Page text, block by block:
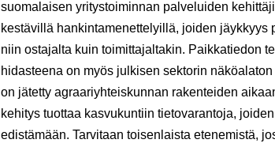
suomalaisen yritystoiminnan palveluiden
kestävillä hankintamenettelyillä, joiden jäykkyys
niin ostajalta kuin toimittajaltakin. Paikkatiedon
hidasteena on myös julkisen sektorin
on jätetty agraariyhteiskunnan rakenteiden
kehitys tuottaa kasvukuntiin tietovarantoja,
edistämään. Tarvitaan toisenlaista etenemistä,